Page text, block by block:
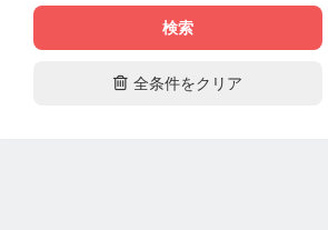
検索
 全条件をクリア